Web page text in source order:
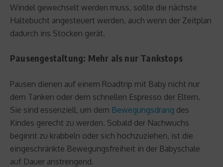
Windel gewechselt werden muss, sollte die nächste
Haltebucht angesteuert werden, auch wenn der Zeitplan
dadurch ins Stocken gerät.
Pausengestaltung: Mehr als nur Tankstops
Pausen dienen auf einem Roadtrip mit Baby nicht nur
dem Tanken oder dem schnellen Espresso der Eltern.
Sie sind essenziell, um dem Bewegungsdrang des
Kindes gerecht zu werden. Sobald der Nachwuchs
beginnt zu krabbeln oder sich hochzuziehen, ist die
eingeschränkte Bewegungsfreiheit in der Babyschale
auf Dauer anstrengend.